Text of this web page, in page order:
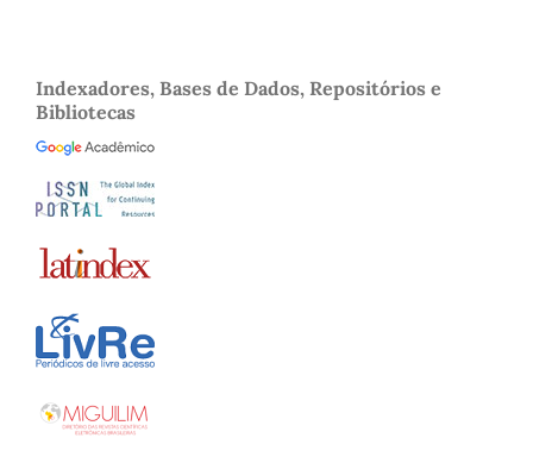
Indexadores, Bases de Dados, Repositórios e
Bibliotecas